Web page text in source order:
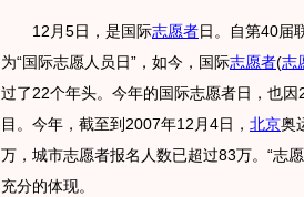
12月5日，是国际志愿者日。自第40届
为“国际志愿人员日”，如今，国际志愿者(志
过了22个年头。今年的国际志愿者日，也因
目。今年，截至到2007年12月4日， 北京奥
万，城市志愿者报名人数已超过83万。“志
充分的体现。